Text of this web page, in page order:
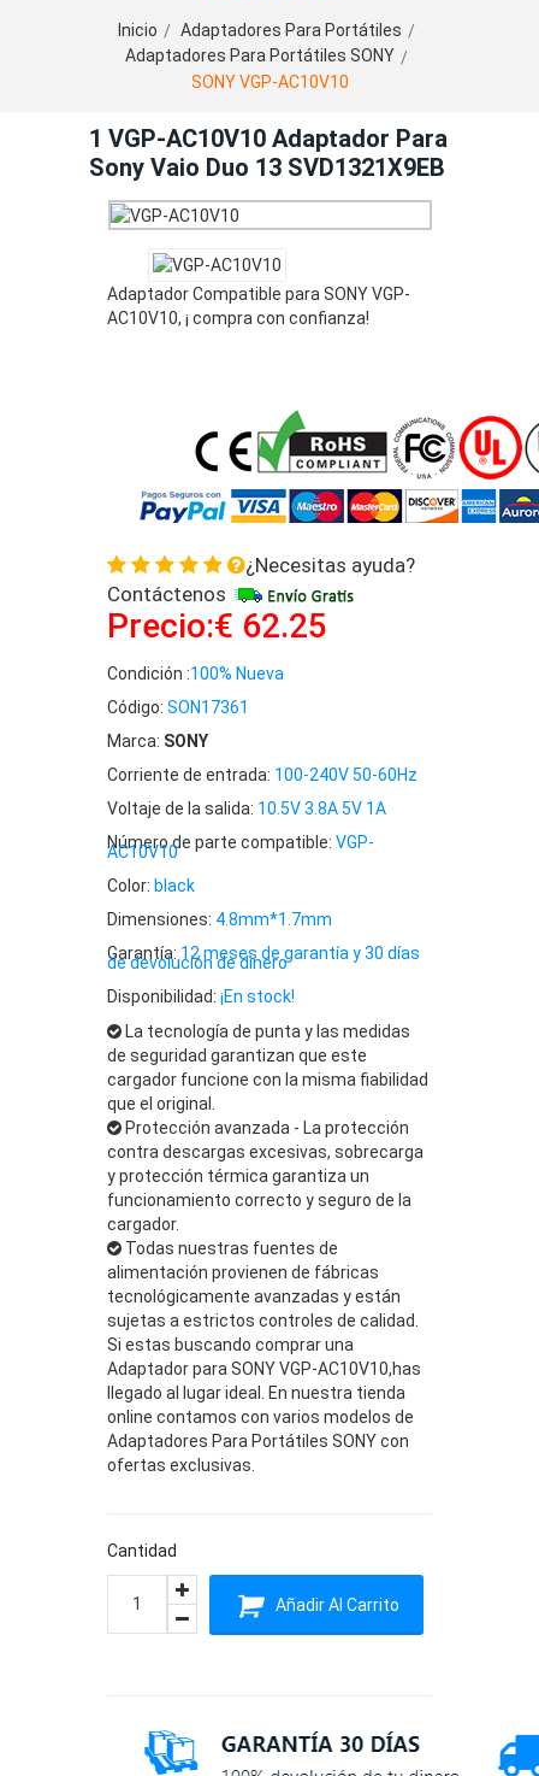
Inicio
Adaptadores Para Portátiles
Adaptadores Para Portátiles SONY
SONY VGP-AC10V10
1 VGP-AC10V10 Adaptador Para
Sony Vaio Duo 13 SVD1321X9EB
Adaptador Compatible para SONY VGP-
AC10V10, ¡ compra con confianza!
¿Necesitas ayuda?
Contáctenos
Precio:€ 62.25
Condición :100% Nueva
Código: SON17361
Marca: SONY
Corriente de entrada: 100-240V 50-60Hz
Voltaje de la salida: 10.5V 3.8A 5V 1A
Número de parte compatible: VGP-
AC10V10
Color: black
Dimensiones: 4.8mm*1.7mm
Garantía: 12 meses de garantía y 30 días
de devolución de dinero
Disponibilidad: ¡En stock!
La tecnología de punta y las medidas
de seguridad garantizan que este
cargador funcione con la misma fiabilidad
que el original.
Protección avanzada - La protección
contra descargas excesivas, sobrecarga
y protección térmica garantiza un
funcionamiento correcto y seguro de la
cargador.
Todas nuestras fuentes de
alimentación provienen de fábricas
tecnológicamente avanzadas y están
sujetas a estrictos controles de calidad.
Si estas buscando comprar una
Adaptador para SONY VGP-AC10V10,has
llegado al lugar ideal. En nuestra tienda
online contamos con varios modelos de
Adaptadores Para Portátiles SONY con
ofertas exclusivas.
Cantidad
Añadir Al Carrito